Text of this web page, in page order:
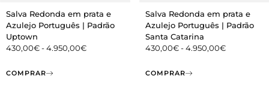
Salva Redonda em prata e
Azulejo Português | Padrão
Uptown
430,00€-4.950,00€
COMPRAR
Salva Redonda em prata e
Azulejo Português | Padrão
Santa Catarina
430,00€-4.950,00€
COMPRAR